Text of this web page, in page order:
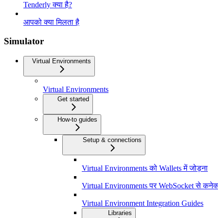
Tenderly क्या है?
आपको क्या मिलता है
Simulator
Virtual Environments
Virtual Environments
Get started
How-to guides
Setup & connections
Virtual Environments को Wallets में जोड़ना
Virtual Environments पर WebSocket से
Virtual Environment Integration Guides
Libraries